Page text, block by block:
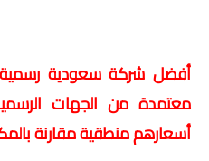
أفضل شركة سعودية رسمية
معتمدة من الجهات
أسعارهم منطقية مقارنة